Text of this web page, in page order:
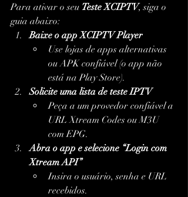
Para ativar o seu Teste XCIPTV, siga o
guia abaixo:
Baixe o app XCIPTV Player
Use lojas de apps alternativas
ou APK confiável (o app não
está na Play Store).
Solicite uma lista de teste IPTV
Peça a um provedor confiável a
URL Xtream Codes ou M3U
com EPG.
Abra o app e selecione “Login com
Xtream API”
Insira o usuário, senha e URL
recebidos.